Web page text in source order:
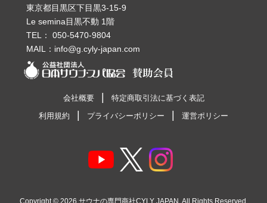
東京都目黒区下目黒3-15-9
Le semina目黒不動 1階
TEL： 050-5470-9804
MAIL： info@g.cyly-japan.com
会社概要
特定商取引法に基づく表記
利用規約
プライバシーポリシー 運営ポリシー
Copyright © 2026 サウナの専門商社CYLY JAPAN . All Rights Reserved.